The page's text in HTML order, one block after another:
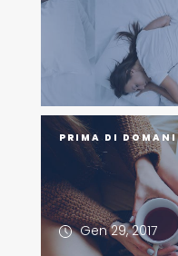
PRIMA DI DOMANI
Gen 29, 2017